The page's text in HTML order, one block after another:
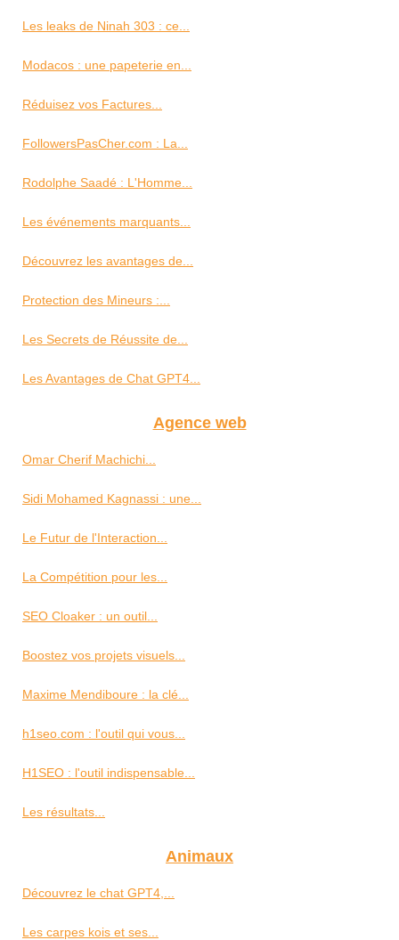
Les leaks de Ninah 303 : ce...
Modacos : une papeterie en...
Réduisez vos Factures...
FollowersPasCher.com : La...
Rodolphe Saadé : L'Homme...
Les événements marquants...
Découvrez les avantages de...
Protection des Mineurs :...
Les Secrets de Réussite de...
Les Avantages de Chat GPT4...
Agence web
Omar Cherif Machichi...
Sidi Mohamed Kagnassi : une...
Le Futur de l'Interaction...
La Compétition pour les...
SEO Cloaker : un outil...
Boostez vos projets visuels...
Maxime Mendiboure : la clé...
h1seo.com : l'outil qui vous...
H1SEO : l'outil indispensable...
Les résultats...
Animaux
Découvrez le chat GPT4,...
Les carpes kois et ses...